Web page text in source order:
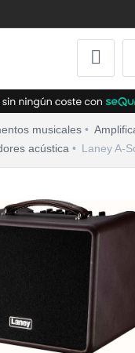
musicales
acústica
Laney A-